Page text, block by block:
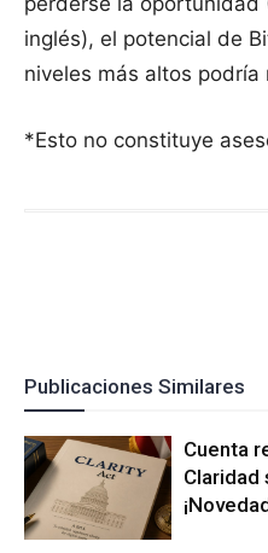
inglés), el potencial de
niveles más altos podría
*Esto no constituye
Publicaciones Similares
Cuenta
Claridad